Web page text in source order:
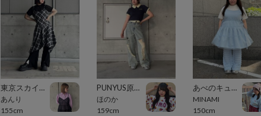
東京スカイツリータウン・ソラマチ
あんり
155cm
PUNYUS原宿竹下通り
ほのか
159cm
あべのキューズモール（109ABENO）
MINAMI
150cm